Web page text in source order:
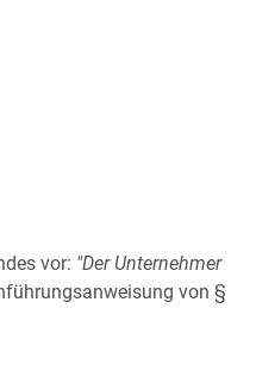
vor: "Der Unternehmer
von §